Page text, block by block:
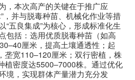
，本次高产的关键在于推广应
，并与脱毒种苗、机械化作业等措
“五良集成”为核心，形成标准化生
包括：选用优质脱毒种苗（如高
厘米，提高土壤通透性；起
垄宽110–120厘米；双行密植，株
植密度达5500–7000株。通过优化
境，实现群体产量潜力充分发